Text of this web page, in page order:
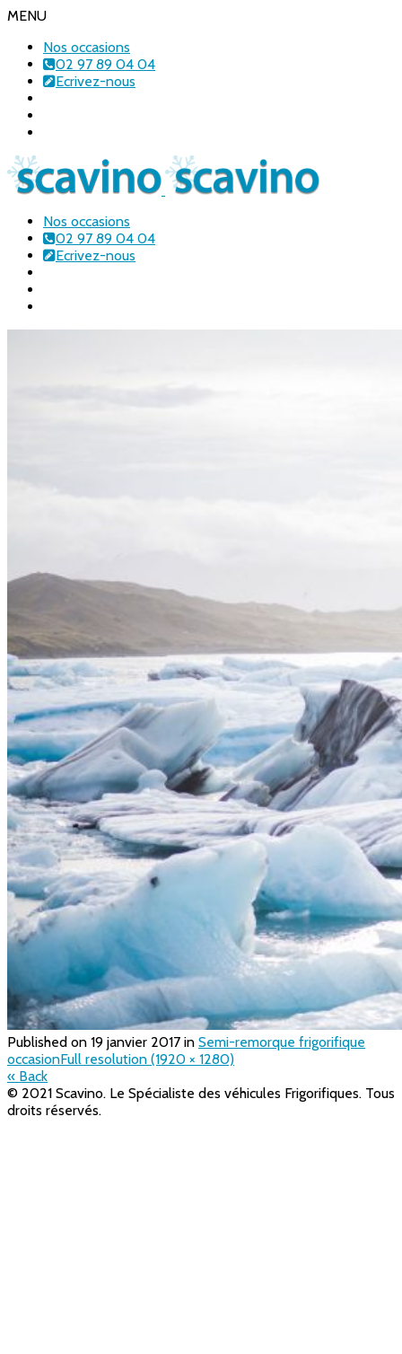
MENU
Nos occasions
02 97 89 04 04
Ecrivez-nous
Nos occasions
02 97 89 04 04
Ecrivez-nous
Published on 19 janvier 2017 in Semi-remorque frigorifique
occasionFull resolution (1920 × 1280)
« Back
© 2021 Scavino. Le Spécialiste des véhicules Frigorifiques. Tous
droits réservés.